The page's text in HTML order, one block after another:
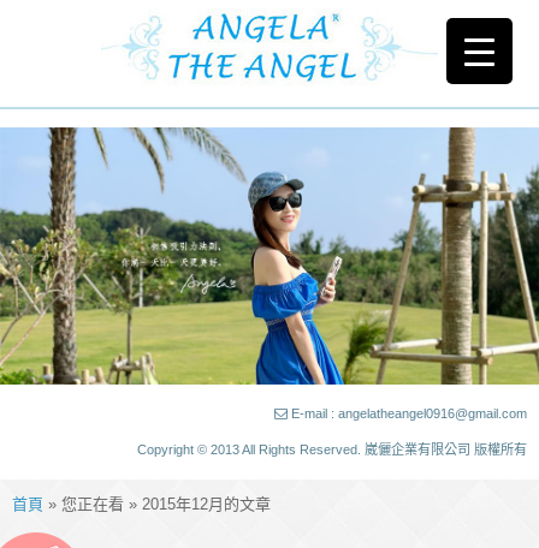
E-mail : angelatheangel0916@gmail.com
Copyright © 2013 All Rights Reserved. 崴儷企業有限公司 版權所有
首頁 » 您正在看 » 2015年12月的文章